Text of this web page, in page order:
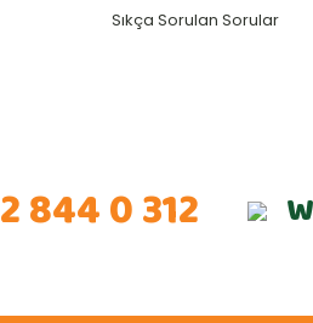
Sıkça Sorulan Sorular
844 0 312